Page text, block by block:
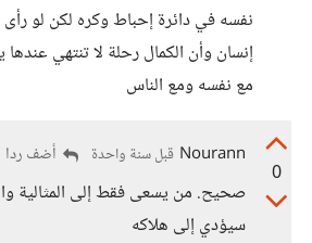
نفسه في دائرة إحباط وكره لكن لو
إنسان وأن الكمال رحلة لا تنتهي
مع نفسه ومع الناس
0
Nourann قبل سنة واحدة أضف ردا
صحيح. من يسعى فقط إلى المثالية
سيؤدي إلى هلاكه